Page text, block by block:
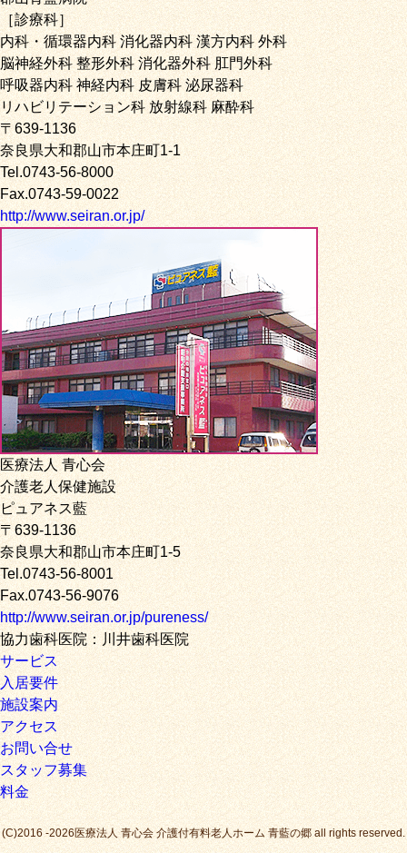
［診療科］
内科・循環器内科 消化器内科 漢方内科 外科
脳神経外科 整形外科 消化器外科 肛門外科
呼吸器内科 神経内科 皮膚科 泌尿器科
リハビリテーション科 放射線科 麻酔科
〒639-1136
奈良県大和郡山市本庄町1-1
Tel.0743-56-8000
Fax.0743-59-0022
http://www.seiran.or.jp/
医療法人 青心会
介護老人保健施設
ピュアネス藍
〒639-1136
奈良県大和郡山市本庄町1-5
Tel.0743-56-8001
Fax.0743-56-9076
http://www.seiran.or.jp/pureness/
協力歯科医院：川井歯科医院
サービス
入居要件
施設案内
アクセス
お問い合せ
スタッフ募集
料金
(C)2016 -2026医療法人 青心会 介護付有料老人ホーム 青藍の郷 all rights reserved.